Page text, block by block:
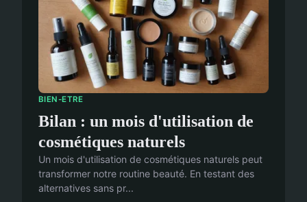
BIEN-ETRE
Bilan : un mois d'utilisation de
cosmétiques naturels
Un mois d'utilisation de cosmétiques naturels peut
transformer notre routine beauté. En testant des
alternatives sans pr...